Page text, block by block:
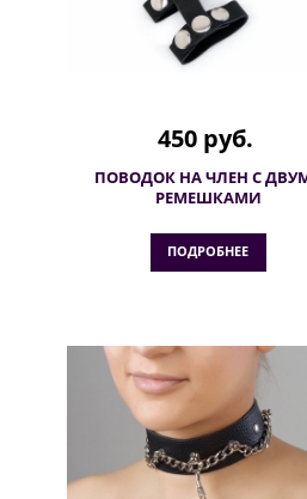
450 руб.
ПОВОДОК НА ЧЛЕН С
РЕМЕШКАМИ
ПОДРОБНЕЕ